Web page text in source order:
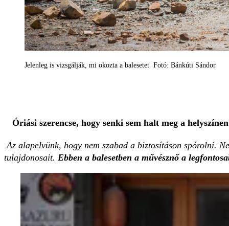
Jelenleg is vizsgálják, mi okozta a balesetet Fotó: Bánkúti Sándor
Óriási szerencse, hogy senki sem halt meg a
Az alapelvünk, hogy nem szabad a biztosításon spórolni.
tulajdonosait. Ebben a balesetben a művésznő a